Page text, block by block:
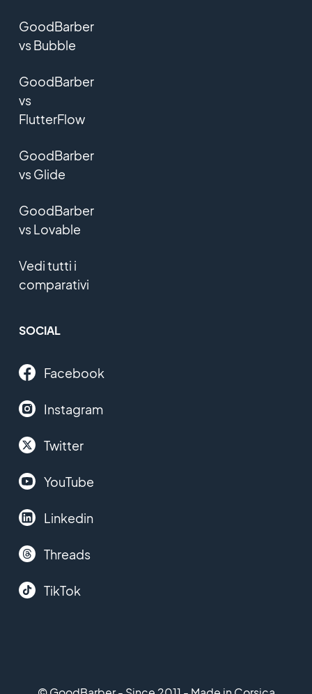
GoodBarber
vs Bubble
GoodBarber
vs
FlutterFlow
GoodBarber
vs Glide
GoodBarber
vs Lovable
Vedi tutti i
comparativi
SOCIAL
Facebook
Instagram
Twitter
YouTube
Linkedin
Threads
TikTok